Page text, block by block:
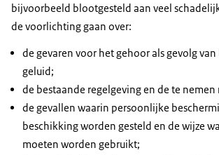
bijvoorbeeld blootgesteld aan veel
de voorlichting gaan over:
de gevaren voor het gehoor als gevolg
geluid;
de bestaande regelgeving en de te nemen
de gevallen waarin persoonlijke
beschikking worden gesteld en de wijze
moeten worden gebruikt;